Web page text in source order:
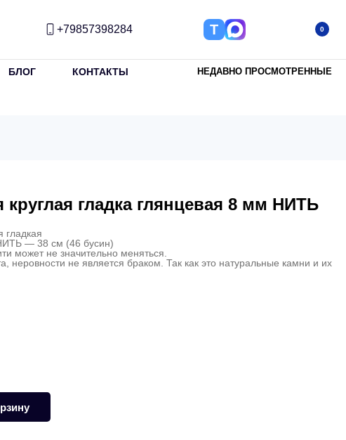
+79857398284 Т 0
БЛОГ КОНТАКТЫ НЕДАВНО ПРОСМОТРЕННЫЕ
гладка глянцевая 8 мм НИТЬ
— 38 см (46 бусин)
может не значительно меняться.
неровности не является браком. Так как это натуральные камни и их